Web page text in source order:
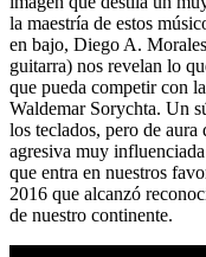
la maestría de estos
en bajo, Diego A.
guitarra) nos revelan lo
que pueda competir con
Waldemar Sorychta. Un
los teclados, pero de
agresiva muy
que entra en nuestros
2016 que alcanzó
de nuestro continente.